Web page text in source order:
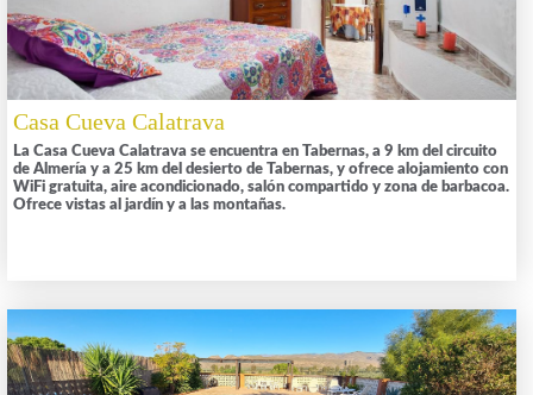
Casa Cueva Calatrava
La Casa Cueva Calatrava se encuentra en Tabernas, a 9 km del circuito
de Almería y a 25 km del desierto de Tabernas, y ofrece alojamiento con
WiFi gratuita, aire acondicionado, salón compartido y zona de barbacoa.
Ofrece vistas al jardín y a las montañas.